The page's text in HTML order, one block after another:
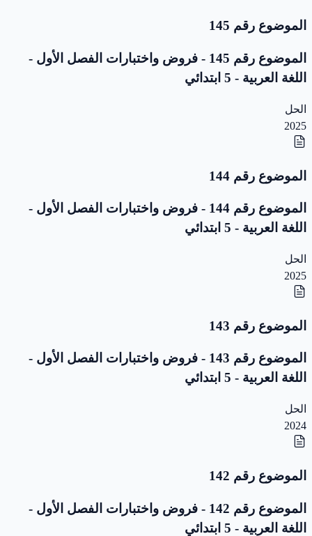
الموضوع رقم 145
الموضوع رقم 145 - فروض واختبارات الفصل الأول -
اللغة العربية - 5 ابتدائي
الحل
2025
الموضوع رقم 144
الموضوع رقم 144 - فروض واختبارات الفصل الأول -
اللغة العربية - 5 ابتدائي
الحل
2025
الموضوع رقم 143
الموضوع رقم 143 - فروض واختبارات الفصل الأول -
اللغة العربية - 5 ابتدائي
الحل
2024
الموضوع رقم 142
الموضوع رقم 142 - فروض واختبارات الفصل الأول -
اللغة العربية - 5 ابتدائي